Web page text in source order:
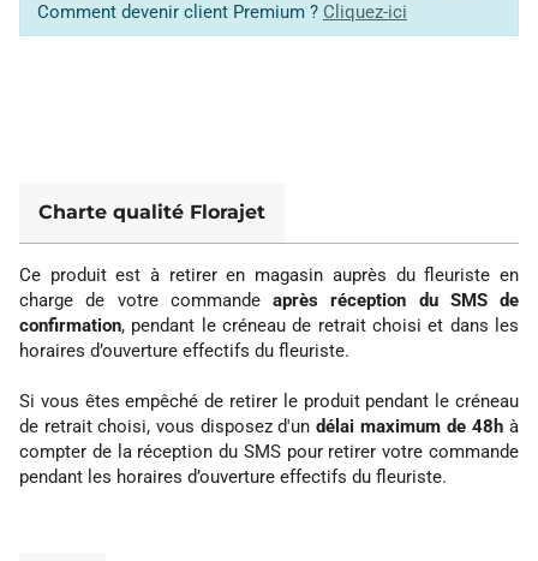
Comment devenir client Premium ? Cliquez-ici
Charte qualité Florajet
Ce produit est à retirer en magasin auprès du fleuriste en
charge de votre commande après réception du SMS de
confirmation, pendant le créneau de retrait choisi et dans les
horaires d’ouverture effectifs du fleuriste.
Si vous êtes empêché de retirer le produit pendant le créneau
de retrait choisi, vous disposez d'un délai maximum de 48h à
compter de la réception du SMS pour retirer votre commande
pendant les horaires d’ouverture effectifs du fleuriste.